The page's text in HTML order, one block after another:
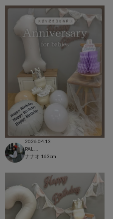
2026.04.13
ナナオ 163cm